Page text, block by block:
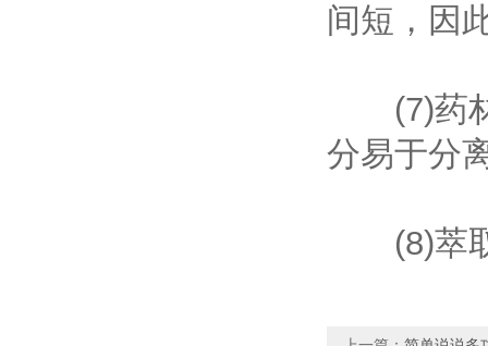
间短，因
(7)药材
分易于分
(8)萃取